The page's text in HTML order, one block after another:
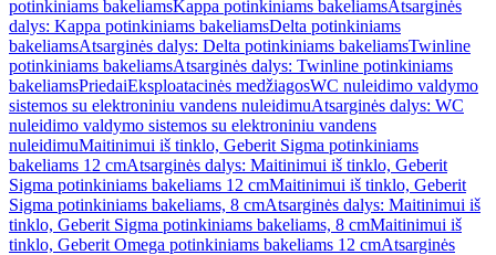
potinkiniams bakeliamsKappa potinkiniams bakeliamsAtsarginės
dalys: Kappa potinkiniams bakeliamsDelta potinkiniams
bakeliamsAtsarginės dalys: Delta potinkiniams bakeliamsTwinline
potinkiniams bakeliamsAtsarginės dalys: Twinline potinkiniams
bakeliamsPriedaiEksploatacinės medžiagosWC nuleidimo valdymo
sistemos su elektroniniu vandens nuleidimuAtsarginės dalys: WC
nuleidimo valdymo sistemos su elektroniniu vandens
nuleidimuMaitinimui iš tinklo, Geberit Sigma potinkiniams
bakeliams 12 cmAtsarginės dalys: Maitinimui iš tinklo, Geberit
Sigma potinkiniams bakeliams 12 cmMaitinimui iš tinklo, Geberit
Sigma potinkiniams bakeliams, 8 cmAtsarginės dalys: Maitinimui iš
tinklo, Geberit Sigma potinkiniams bakeliams, 8 cmMaitinimui iš
tinklo, Geberit Omega potinkiniams bakeliams 12 cmAtsarginės